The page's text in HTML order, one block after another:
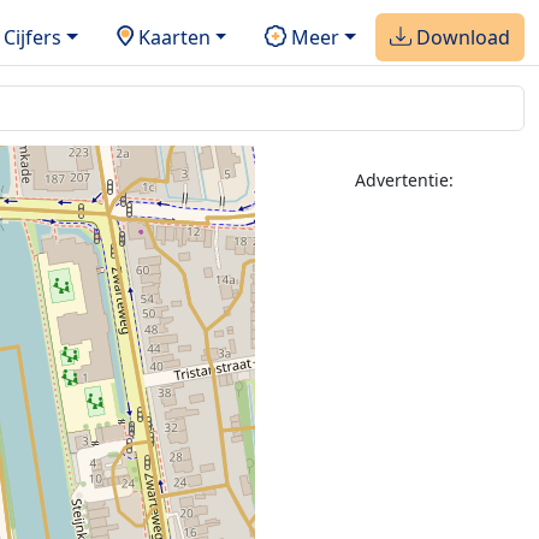
Cijfers Kaarten Meer Download
Advertentie: